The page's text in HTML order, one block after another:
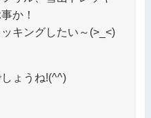
か！
キングしたい～(>_<)
ょうね!(^^)